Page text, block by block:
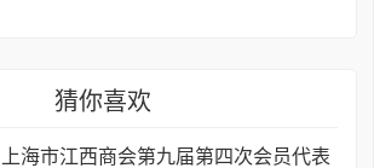
猜你喜欢
​上海市江西商会第九届第四次会员代表